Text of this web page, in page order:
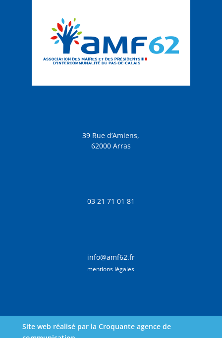
39 Rue d’Amiens,
62000 Arras
03 21 71 01 81
info@amf62.fr
mentions légales
Site web réalisé par la Croquante agence de